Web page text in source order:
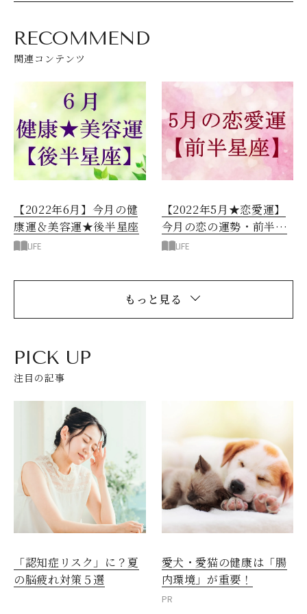
RECOMMEND
関連コンテンツ
【2022年6月】今月の健
康運＆美容運★後半星座
LIFE
【2022年5月★恋愛運】
今月の恋の運勢・前半星
座 LIFE
もっと見る
PICK UP
注目の記事
「認知症リスク」に？夏
の脳疲れ対策５選
愛犬・愛猫の健康は「腸
内環境」が重要！
PR
閉じる